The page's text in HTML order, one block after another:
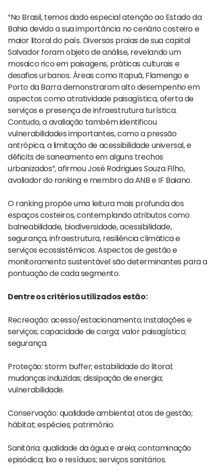
“No Brasil, temos dado especial atenção ao Estado da
Bahia devido a sua importância no cenário costeiro e
maior litoral do país. Diversas praias de sua capital
Salvador foram objeto de análise, revelando um
mosaico rico em paisagens, práticas culturais e
desafios urbanos. Áreas como Itapuã, Flamengo e
Porto da Barra demonstraram alto desempenho em
aspectos como atratividade paisagística, oferta de
serviços e presença de infraestrutura turística.
Contudo, a avaliação também identificou
vulnerabilidades importantes, como a pressão
antrópica, a limitação de acessibilidade universal, e
déficits de saneamento em alguns trechos
urbanizados”, afirmou José Rodrigues Souza Filho,
avaliador do ranking e membro da ANB e IF Baiano.
O ranking propõe uma leitura mais profunda dos
espaços costeiros, contemplando atributos como
balneabilidade, biodiversidade, acessibilidade,
segurança, infraestrutura, resiliência climática e
serviços ecossistêmicos. Aspectos de gestão e
monitoramento sustentável são determinantes para a
pontuação de cada segmento.
Dentre os critérios utilizados estão:
Recreação: acesso/estacionamento; instalações e
serviços; capacidade de carga; valor paisagístico;
segurança.
Proteção: storm buffer; estabilidade do litoral;
mudanças induzidas; dissipação de energia;
vulnerabilidade.
Conservação: qualidade ambiental; atos de gestão;
hábitat; espécies; patrimônio.
Sanitária: qualidade da água e areia; contaminação
episódica; lixo e resíduos; serviços sanitários.